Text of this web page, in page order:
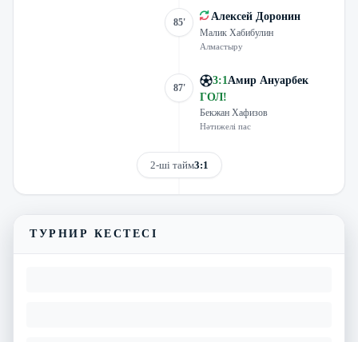
85' Алексей Доронин
Малик Хабибулин
Алмастыру
87'
3:1Амир Ануарбек
ГОЛ!
Бекжан Хафизов
Нәтижелі пас
2-ші тайм3:1
ТУРНИР КЕСТЕСІ